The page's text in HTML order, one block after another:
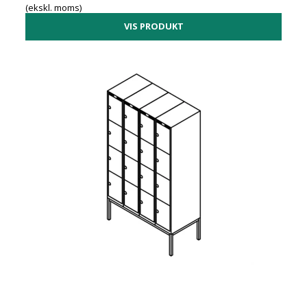
(ekskl. moms)
VIS PRODUKT